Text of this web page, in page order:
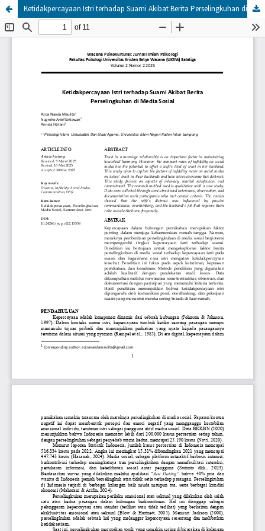
Ketidakpercayaan Istri terhadap Suami Akibat Berita Perselingkuhan di Media Sosial